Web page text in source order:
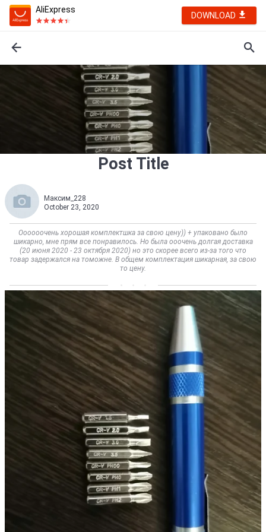
AliExpress
DOWNLOAD
Post Title
Максим_228
October 23, 2020
Оооооочень хорошая комплектшка за свою цену)) + упаковано было
шикарно, мне прям все понравилось. Но была ооочень долгая доставка
(20 июня 2020 - 23 октября 2020) но это скорее всего из-за того что
товар задержался на томожне. В общем комплектация шикарная, за свою
то цену.